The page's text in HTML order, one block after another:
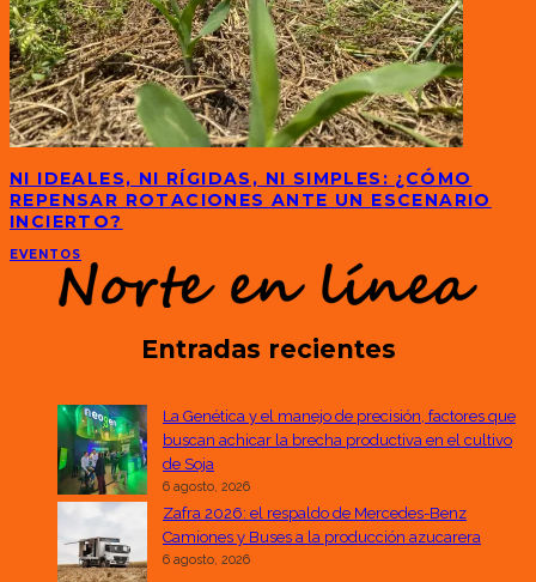
NI IDEALES, NI RÍGIDAS, NI SIMPLES: ¿CÓMO
REPENSAR ROTACIONES ANTE UN ESCENARIO
INCIERTO?
EVENTOS
Entradas recientes
La Genética y el manejo de precisión, factores que
buscan achicar la brecha productiva en el cultivo
de Soja
6 agosto, 2026
Zafra 2026: el respaldo de Mercedes-Benz
Camiones y Buses a la producción azucarera
6 agosto, 2026